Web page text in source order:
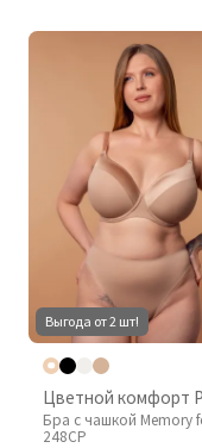
Выгода от 2 шт!
Цветной комфорт
Бра с чашкой Memory
248CP